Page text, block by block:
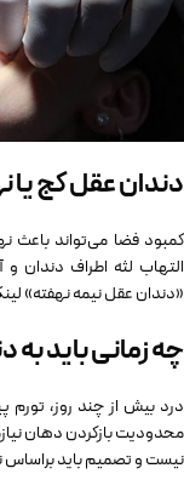
دندان عقل کج یا
کمبود فضا می‌تواند باعث
التهاب لثه اطراف دندان
«دندان عقل نیمه نهفته»
چه زمانی باید
درد بیش از چند روز، تورم
محدودیت بازکردن دهان
نیست و تصمیم باید براساس